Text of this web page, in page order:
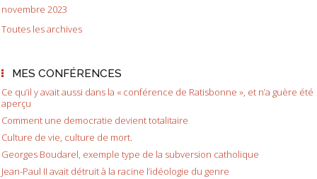
novembre 2023
Toutes les archives
MES CONFÉRENCES
Ce qu’il y avait aussi dans la « conférence de Ratisbonne », et n’a guère été
aperçu
Comment une democratie devient totalitaire
Culture de vie, culture de mort.
Georges Boudarel, exemple type de la subversion catholique
Jean-Paul II avait détruit à la racine l’idéologie du genre